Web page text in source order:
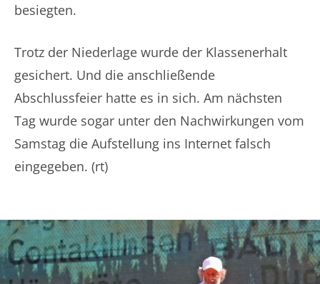
besiegten.
Trotz der Niederlage wurde der Klassenerhalt
gesichert. Und die anschließende
Abschlussfeier hatte es in sich. Am nächsten
Tag wurde sogar unter den Nachwirkungen vom
Samstag die Aufstellung ins Internet falsch
eingegeben. (rt)